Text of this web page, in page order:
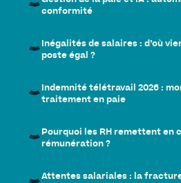
conformité
Inégalités de salaires : d’où
poste égal ?
Indemnité télétravail 2026 :
traitement en paie
Pourquoi les RH remettent en
rémunération ?
Attentes salariales : la